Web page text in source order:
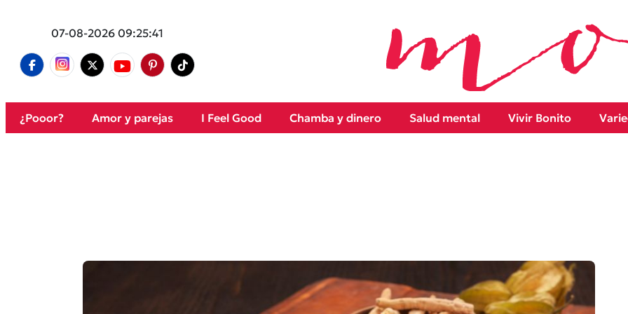
07-08-2026 09:25:41
¿Pooor? Amor y parejas I Feel Good Chamba y dinero Salud mental Vivir Bonito